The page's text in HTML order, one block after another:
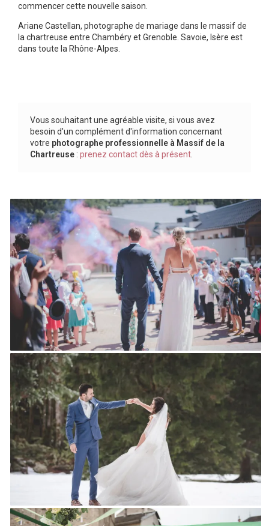
commencer cette nouvelle saison.
Ariane Castellan, photographe de mariage dans le massif de
la chartreuse entre Chambéry et Grenoble. Savoie, Isère est
dans toute la Rhône-Alpes.
Vous souhaitant une agréable visite, si vous avez
besoin d'un complément d'information concernant
votre photographe professionnelle à Massif de la
Chartreuse : prenez contact dès à présent